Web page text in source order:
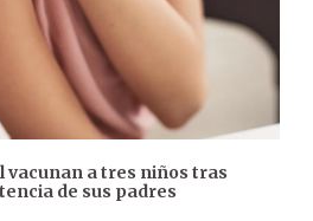
vacunan a tres niños tras
de sus padres